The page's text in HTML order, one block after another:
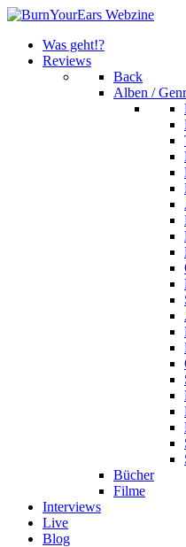
Was geht!?
Reviews
Back
Alben /
Bücher
Filme
Interviews
Live
Blog